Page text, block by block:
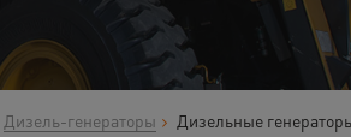
Дизель-генераторы Дизельные